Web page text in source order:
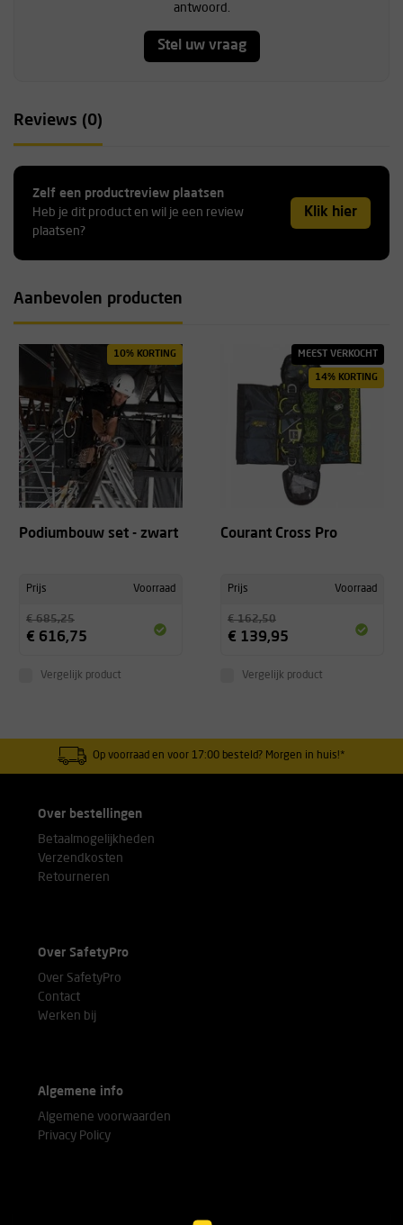
antwoord.
Stel uw vraag
Reviews (0)
Zelf een productreview plaatsen
Heb je dit product en wil je een review
plaatsen?
Klik hier
Aanbevolen producten
10% KORTING
Podiumbouw set - zwart
Prijs Voorraad
€ 685,25
€ 616,75
Vergelijk product
MEEST VERKOCHT
14% KORTING
Courant Cross Pro
Prijs Voorraad
€ 162,50
€ 139,95
Vergelijk product
Op voorraad en voor 17:00 besteld? Morgen in huis!*
Over bestellingen
Betaalmogelijkheden
Verzendkosten
Retourneren
Over SafetyPro
Over SafetyPro
Contact
Werken bij
Algemene info
Algemene voorwaarden
Privacy Policy